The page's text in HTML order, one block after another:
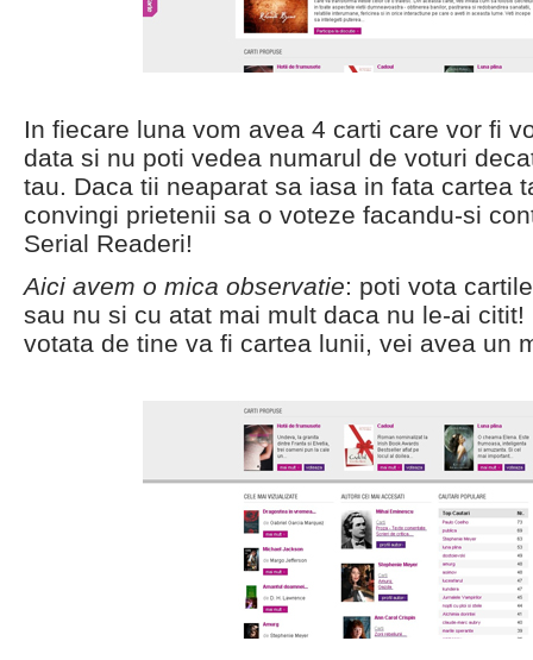
In fiecare luna vom avea 4 carti care vor fi
data si nu poti vedea numarul de voturi
tau. Daca tii neaparat sa iasa in fata cartea
convingi prietenii sa o voteze facandu-si
Serial Readeri!
Aici avem o mica observatie: poti vota
sau nu si cu atat mai mult daca nu le-ai
votata de tine va fi cartea lunii, vei avea un